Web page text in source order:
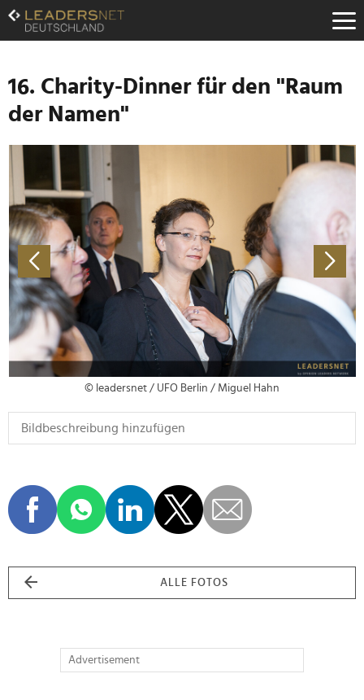
Zum
Inhalt
Zur
Navigation
Zur
Hauptnavigation
16. Charity-Dinner für den "Raum
der Namen"
© leadersnet / UFO Berlin / Miguel Hahn
ALLE FOTOS
Advertisement